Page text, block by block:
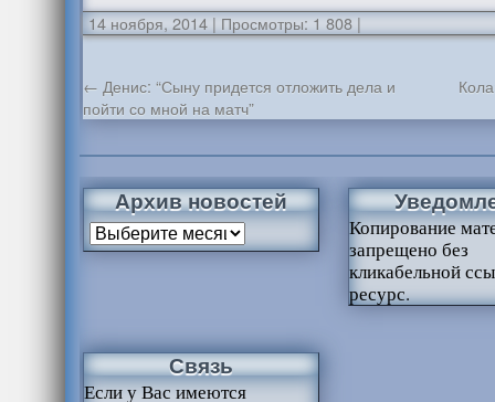
14 ноября, 2014 | Просмотры: 1 808|
← Денис: “Сыну придется отложить дела и
пойти со мной на матч”
Архив новостей
Копирование
запрещено без
кликабельной
ресурс.
Связь
Если у Вас имеются